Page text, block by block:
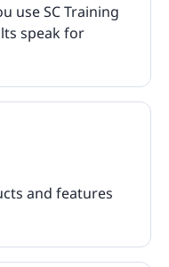
use SC Training
speak for
and features